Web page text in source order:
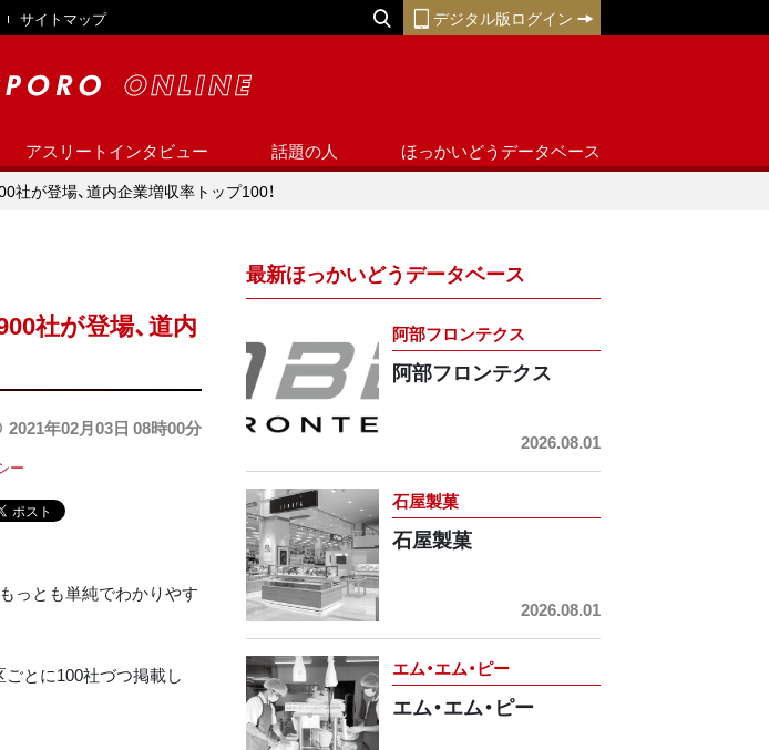
サイトマップ デジタル版ログイン
アスリートインタビュー 話題の人 ほっかいどうデータベース
社が登場、道内企業増収率トップ100！
社が登場、道内
2021年02月03日 08時00分
ー
っとも単純でわかりやす
ごとに100社づつ掲載し
最新ほっかいどうデータベース
阿部フロンテクス
阿部フロンテクス
2026.08.01
石屋製菓
石屋製菓
2026.08.01
エム・エム・ピー
エム・エム・ピー